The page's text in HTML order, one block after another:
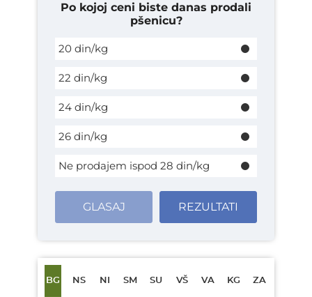
Po kojoj ceni biste danas prodali
pšenicu?
20 din/kg
22 din/kg
24 din/kg
26 din/kg
Ne prodajem ispod 28 din/kg
GLASAJ REZULTATI
BG NS NI SM SU VŠ VA KG ZA